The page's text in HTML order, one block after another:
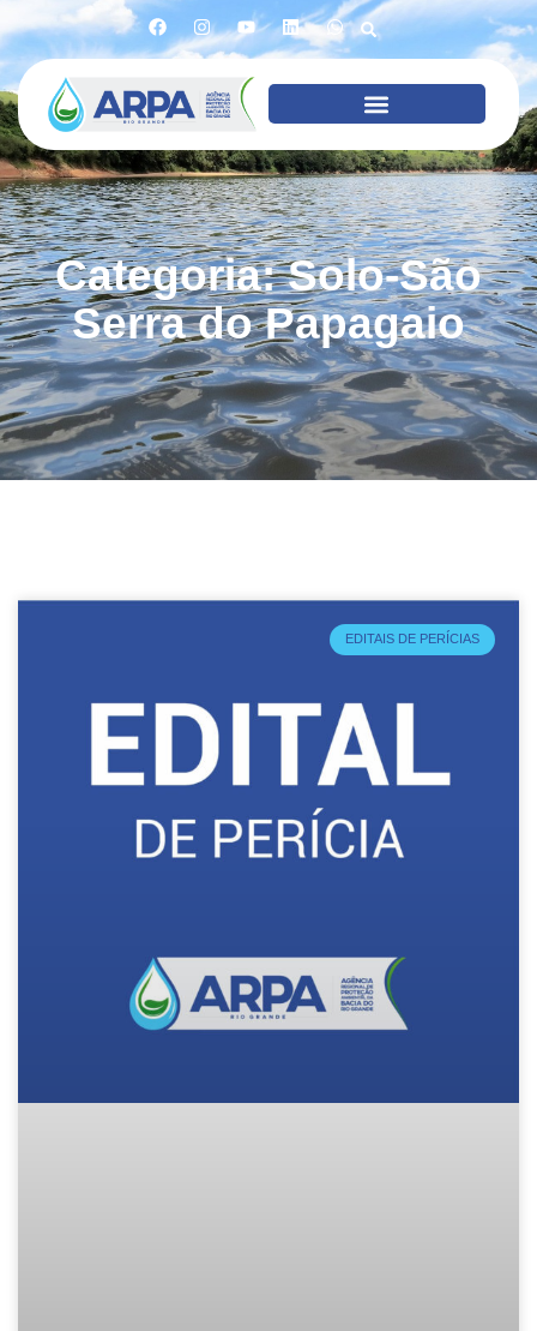
Categoria: Solo-São
Serra do Papagaio
EDITAIS DE PERÍCIAS